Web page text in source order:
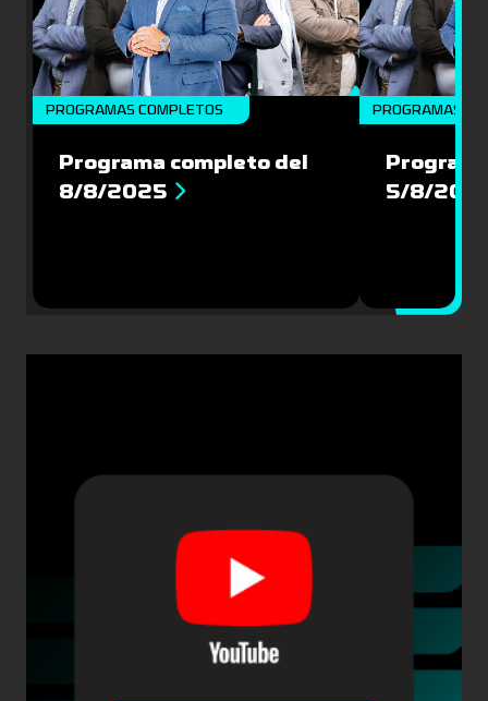
PROGRAMAS COMPLETOS
Programa completo del
8/8/2025
PROGRAMAS
5/8/